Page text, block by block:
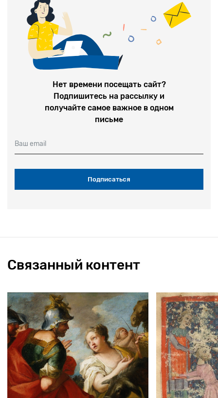
Нет времени посещать сайт?
Подпишитесь на рассылку и
получайте самое важное в одном
письме
Ваш email
Связанный контент